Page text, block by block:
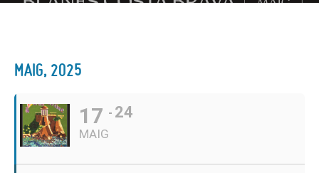
MAIG, 2025
17
MAIG
24